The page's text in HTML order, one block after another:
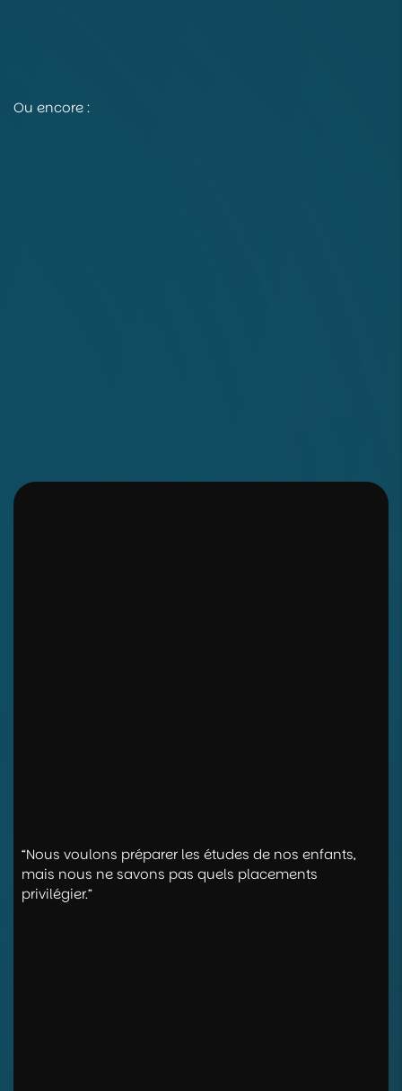
Ou encore :
“Nous voulons préparer les études de nos enfants,
mais nous ne savons pas quels placements
privilégier.”